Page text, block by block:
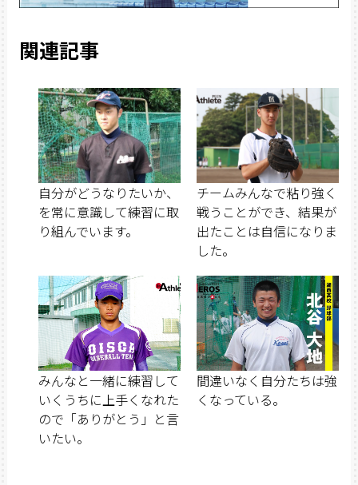
関連記事
自分がどうなりたいか、
を常に意識して練習に取
り組んでいます。
チームみんなで粘り強く
戦うことができ、結果が
出たことは自信になりま
した。
みんなと一緒に練習して
いくうちに上手くなれた
ので「ありがとう」と言
いたい。
間違いなく自分たちは強
くなっている。